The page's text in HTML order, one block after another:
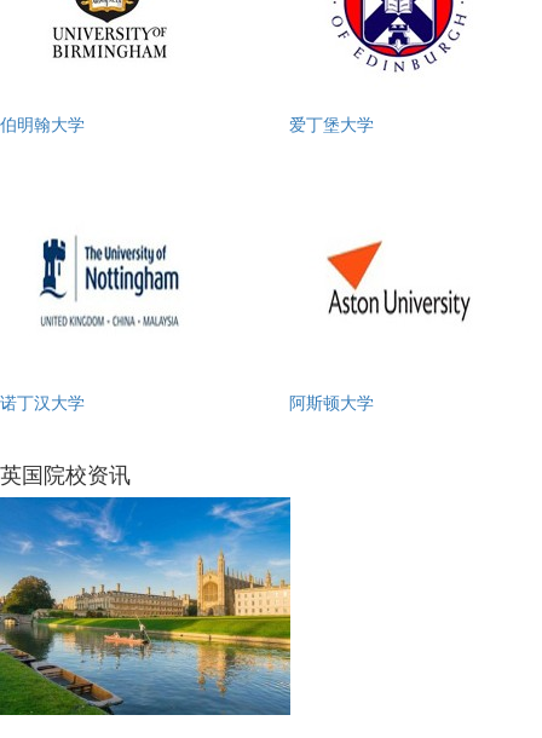
伯明翰大学 爱丁堡大学
诺丁汉大学 阿斯顿大学
英国院校资讯